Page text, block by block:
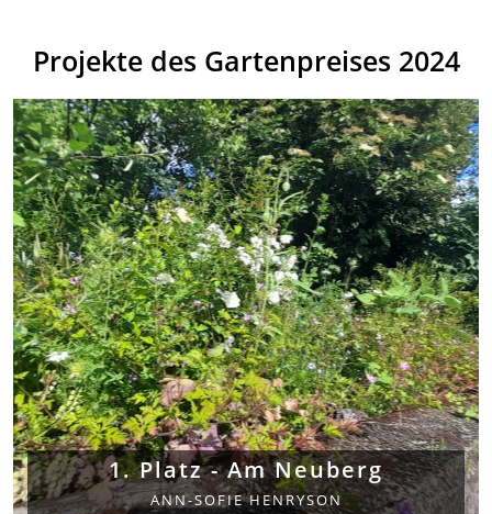
Projekte des Gartenpreises 2024
1. Platz - Am Neuberg
ANN-SOFIE HENRYSON